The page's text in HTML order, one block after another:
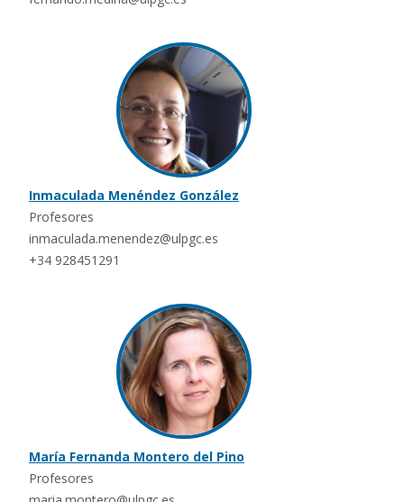
Inmaculada Menéndez González
Profesores
inmaculada.menendez@ulpgc.es
+34 928451291
María Fernanda Montero del Pino
Profesores